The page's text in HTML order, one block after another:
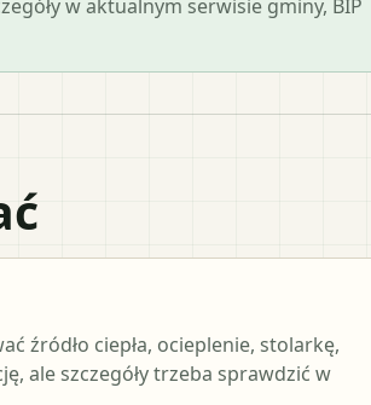
w aktualnym serwisie gminy, BIP
źródło ciepła, ocieplenie, stolarkę,
ale szczegóły trzeba sprawdzić w